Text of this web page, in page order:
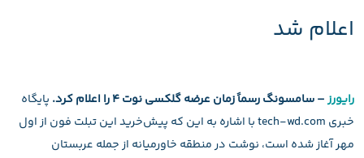
اعلام شد
رایورز– سامسونگ رسماً زمان عرضه گلکسی نوت ۴ را اعلام کرد.
پایگاه
خبری tech-wd.com با اشاره به این که پیش‌خرید این تبلت فون از اول
مهر آغاز شده است، نوشت در منطقه خاورمیانه از جمله عربستان